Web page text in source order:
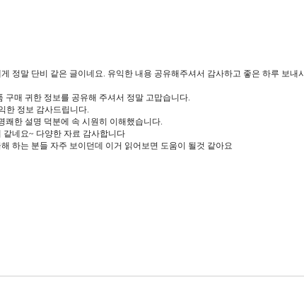
정말 단비 같은 글이네요. 유익한 내용 공유해주셔서 감사하고 좋은 하루 보내시
구매 귀한 정보를 공유해 주셔서 정말 고맙습니다.
한 정보 감사드립니다.
쾌한 설명 덕분에 속 시원히 이해했습니다.
네요~ 다양한 자료 감사합니다
하는 분들 자주 보이던데 이거 읽어보면 도움이 될것 같아요